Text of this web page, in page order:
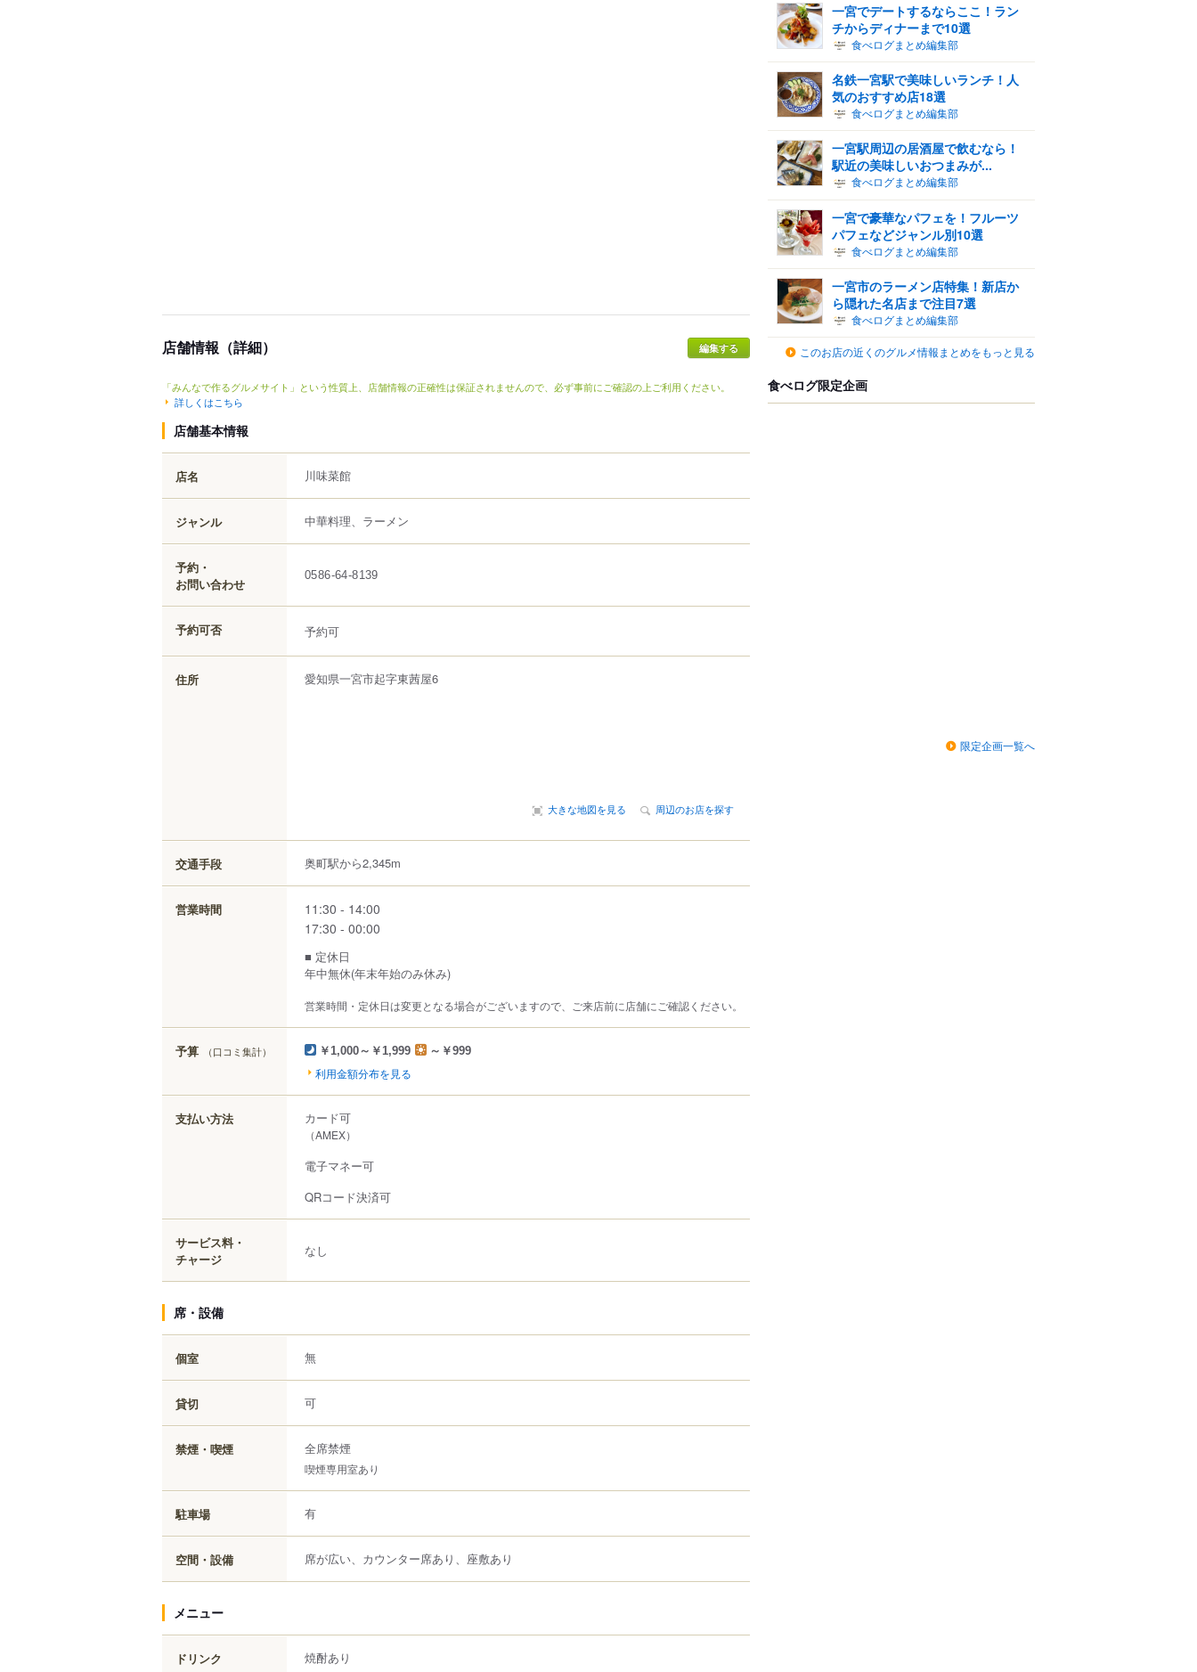
店舗情報（詳細）
「みんなで作るグルメサイト」という性質上、店舗情報の正確性は保証されませんので、必ず事前にご確認の上ご利用ください。
詳しくはこちら
店舗基本情報
店名 川味菜館
ジャンル 中華料理、ラーメン
予約・
お問い合わせ
0586-64-8139
予約可否 予約可
住所 愛知県一宮市起字東茜屋6
大きな地図を見る 周辺のお店を探す
交通手段 奥町駅から2,345m
営業時間
11:30 - 14:00
17:30 - 00:00
■ 定休日
年中無休(年末年始のみ休み)
営業時間・定休日は変更となる場合がございますので、ご来店前に店舗にご確認ください。
予算 （口コミ集計） ￥1,000～￥1,999 ～￥999
利用金額分布を見る
支払い方法 カード可
（AMEX）
電子マネー可
QRコード決済可
サービス料・
チャージ
なし
席・設備
個室 無
貸切 可
禁煙・喫煙 全席禁煙
喫煙専用室あり
駐車場 有
空間・設備 席が広い、カウンター席あり、座敷あり
メニュー
ドリンク 焼酎あり
一宮でデートするならここ！ラン
チからディナーまで10選
食べログまとめ編集部
名鉄一宮駅で美味しいランチ！人
気のおすすめ店18選
食べログまとめ編集部
一宮駅周辺の居酒屋で飲むなら！
駅近の美味しいおつまみが...
食べログまとめ編集部
一宮で豪華なパフェを！フルーツ
パフェなどジャンル別10選
食べログまとめ編集部
一宮市のラーメン店特集！新店か
ら隠れた名店まで注目7選
食べログまとめ編集部
このお店の近くのグルメ情報まとめをもっと見る
食べログ限定企画
限定企画一覧へ